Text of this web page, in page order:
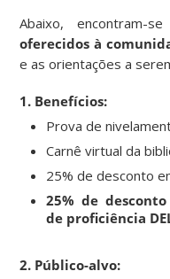
Abaixo, encontram-
oferecidos à
e as orientações a
1. Benefícios:
Prova de
Carnê virtual da
25% de desconto
25% de
de proficiência
2. Público-alvo: